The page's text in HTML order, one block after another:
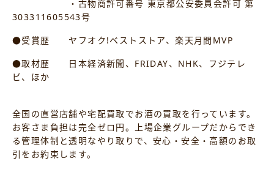
・古物商許可番号 東京都公安委員会許可 第
303311605543号
●受賞歴 ヤフオク!ベストストア、楽天月間MVP
●取材歴 日本経済新聞、FRIDAY、NHK、フジテレ
ビ、ほか
全国の直営店舗や宅配買取でお酒の買取を行っています。
お客さま負担は完全ゼロ円。上場企業グループだからでき
る管理体制と透明なやり取りで、安心・安全・高額のお取
引をお約束します。